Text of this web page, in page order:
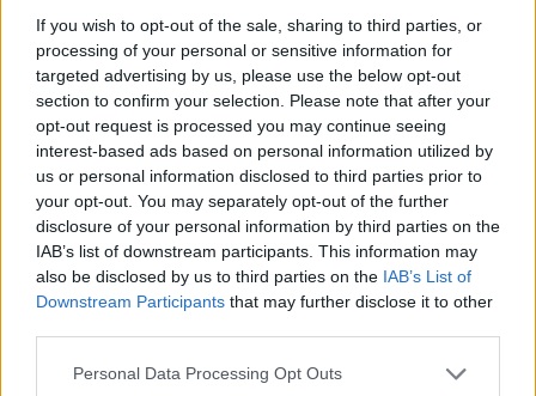
If you wish to opt-out of the sale, sharing to third parties, or
processing of your personal or sensitive information for
targeted advertising by us, please use the below opt-out
section to confirm your selection. Please note that after your
opt-out request is processed you may continue seeing
interest-based ads based on personal information utilized by
us or personal information disclosed to third parties prior to
your opt-out. You may separately opt-out of the further
disclosure of your personal information by third parties on the
IAB’s list of downstream participants. This information may
also be disclosed by us to third parties on the IAB’s List of
Downstream Participants that may further disclose it to other
Please note that this website/app uses one or more Google
Personal Data Processing Opt Outs
szakmai konfliktus nélkül, mert olyan hibát véthetsz,
ami tönkreteheti jó híredet.
Mérleg (09. 24-10. 23.)Lábad kényelmetlen cipőbe
kényszerítve feltűnően panaszkodik, de szuper
munka és tanulmányok; kár, hogy mindkettőt
egyszerre cipelni a vártnál is igényesebb.
Skorpió (10. 24-11. 22.)Anyagi javaiddal
gondatlanul bánsz, mások pénzéből költekezel, arra
viszont sincs szükség, hogy a magasabb díjazás
miatt fejest ugorj a főnököd ágyába.
valakivé válj, amit a családod képtelen megérteni, és